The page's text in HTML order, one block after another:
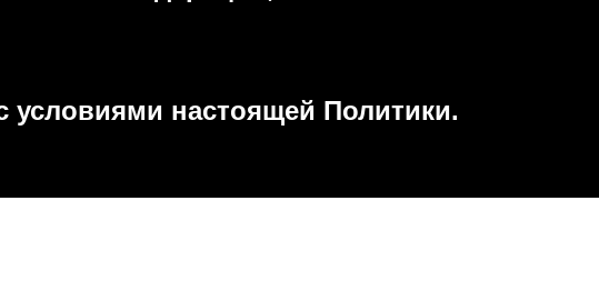
условиями настоящей Политики.